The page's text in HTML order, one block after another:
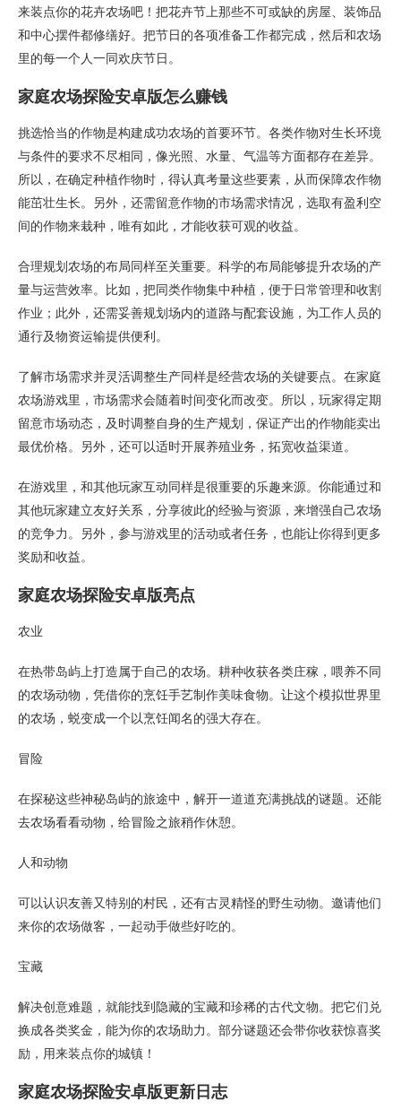
来装点你的花卉农场吧！把花卉节上那些不可或缺的房屋、装饰品
和中心摆件都修缮好。把节日的各项准备工作都完成，然后和农场
里的每一个人一同欢庆节日。
家庭农场探险安卓版怎么赚钱
挑选恰当的作物是构建成功农场的首要环节。各类作物对生长环境
与条件的要求不尽相同，像光照、水量、气温等方面都存在差异。
所以，在确定种植作物时，得认真考量这些要素，从而保障农作物
能茁壮生长。另外，还需留意作物的市场需求情况，选取有盈利空
间的作物来栽种，唯有如此，才能收获可观的收益。
合理规划农场的布局同样至关重要。科学的布局能够提升农场的产
量与运营效率。比如，把同类作物集中种植，便于日常管理和收割
作业；此外，还需妥善规划场内的道路与配套设施，为工作人员的
通行及物资运输提供便利。
了解市场需求并灵活调整生产同样是经营农场的关键要点。在家庭
农场游戏里，市场需求会随着时间变化而改变。所以，玩家得定期
留意市场动态，及时调整自身的生产规划，保证产出的作物能卖出
最优价格。另外，还可以适时开展养殖业务，拓宽收益渠道。
在游戏里，和其他玩家互动同样是很重要的乐趣来源。你能通过和
其他玩家建立友好关系，分享彼此的经验与资源，来增强自己农场
的竞争力。另外，参与游戏里的活动或者任务，也能让你得到更多
奖励和收益。
家庭农场探险安卓版亮点
农业
在热带岛屿上打造属于自己的农场。耕种收获各类庄稼，喂养不同
的农场动物，凭借你的烹饪手艺制作美味食物。让这个模拟世界里
的农场，蜕变成一个以烹饪闻名的强大存在。
冒险
在探秘这些神秘岛屿的旅途中，解开一道道充满挑战的谜题。还能
去农场看看动物，给冒险之旅稍作休憩。
人和动物
可以认识友善又特别的村民，还有古灵精怪的野生动物。邀请他们
来你的农场做客，一起动手做些好吃的。
宝藏
解决创意难题，就能找到隐藏的宝藏和珍稀的古代文物。把它们兑
换成各类奖金，能为你的农场助力。部分谜题还会带你收获惊喜奖
励，用来装点你的城镇！
家庭农场探险安卓版更新日志